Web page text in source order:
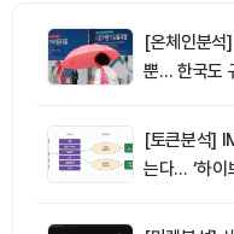
[온체인분
뿐… 한국도
[토큰분석]
는다… ‘하이